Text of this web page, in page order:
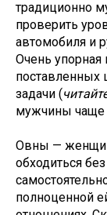
традиционно
проверить
автомобиля и
Очень
задачи (
мужчины чаще
Овны —
обходиться
полноценной